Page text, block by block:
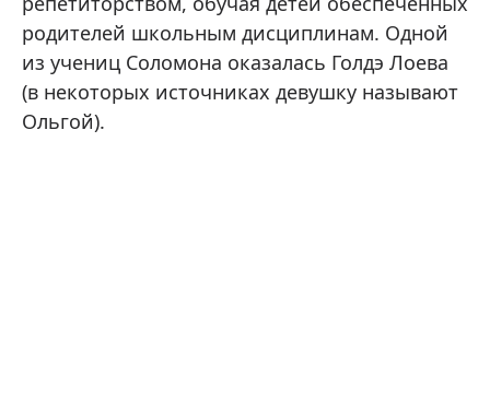
родителей школьным дисциплинам. Одной
из учениц Соломона оказалась Голдэ Лоева
(в некоторых источниках девушку называют
Ольгой).